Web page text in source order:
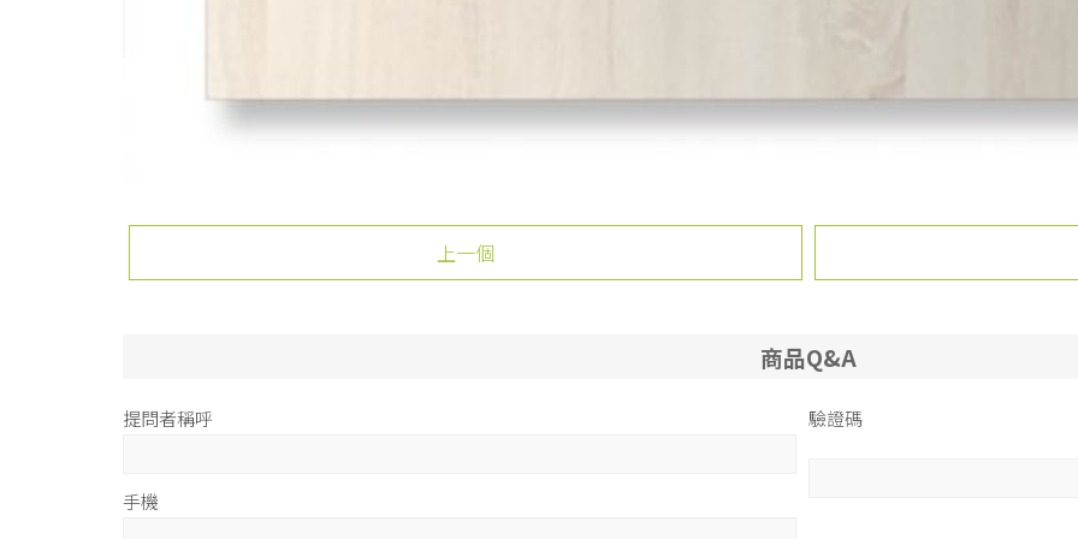
上一個
商品Q&A
提問者稱呼
手機
驗證碼